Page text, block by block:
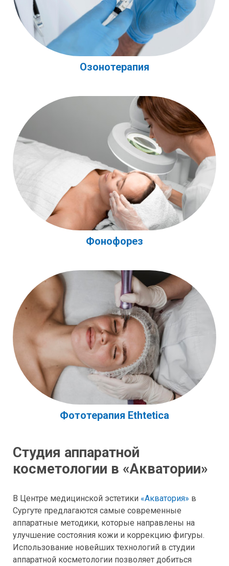
Озонотерапия
Фонофорез
Фототерапия Ethtetica
Студия аппаратной
косметологии в «Акватории»
В Центре медицинской эстетики «Акватория» в
Сургуте предлагаются самые современные
аппаратные методики, которые направлены на
улучшение состояния кожи и коррекцию фигуры.
Использование новейших технологий в студии
аппаратной косметологии позволяет добиться